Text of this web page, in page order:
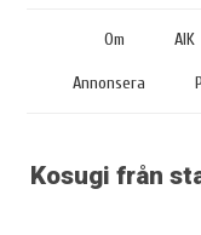
Om AIK
Annonsera
Kosugi från